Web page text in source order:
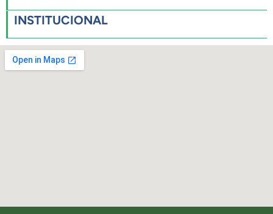
INSTITUCIONAL